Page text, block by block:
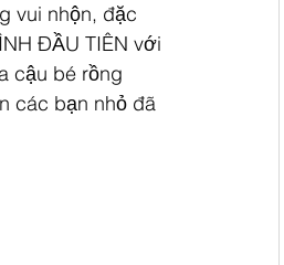
vui nhộn, đặc
ĐẦU TIÊN với
cậu bé rồng
các bạn nhỏ đã